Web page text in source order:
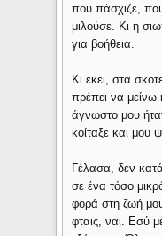
που πάσχιζε,
μιλούσε. Κι η
για βοήθεια.
Κι εκεί, στα
πρέπει να
άγνωστο μου
κοίταξε και μου
Γέλασα, δεν
σε ένα τόσο
φορά στη ζωή
φταις, ναι. Εσύ